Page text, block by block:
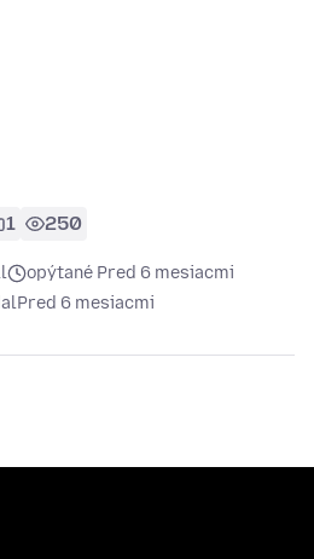
1 250
opýtané Pred 6 mesiacmi
Pred 6 mesiacmi